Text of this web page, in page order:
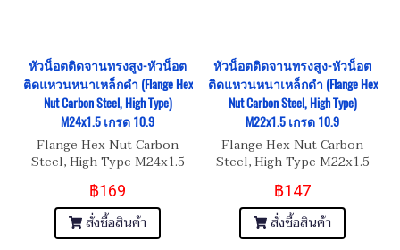
หัวน็อตติดจานทรงสูง-หัวน็อต
ติดแหวนหนาเหล็กดำ (Flange Hex
Nut Carbon Steel, High Type)
M24x1.5 เกรด 10.9
Flange Hex Nut Carbon
Steel, High Type M24x1.5
เกรด 10.9
฿169
สั่งซื้อสินค้า
หัวน็อตติดจานทรงสูง-หัวน็อต
ติดแหวนหนาเหล็กดำ (Flange Hex
Nut Carbon Steel, High Type)
M22x1.5 เกรด 10.9
Flange Hex Nut Carbon
Steel, High Type M22x1.5
เกรด 10.9
฿147
สั่งซื้อสินค้า